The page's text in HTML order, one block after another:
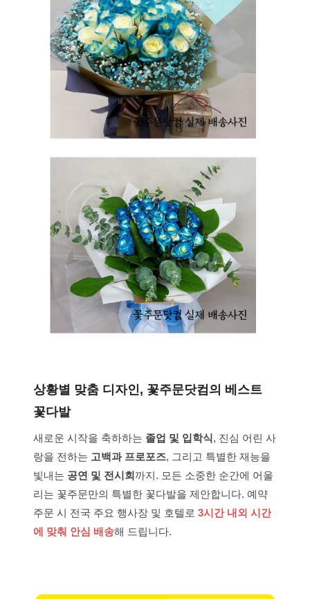
상황별 맞춤 디자인, 꽃주문닷컴의 베스트
꽃다발
새로운 시작을 축하하는 졸업 및 입학식, 진심 어린 사
랑을 전하는 고백과 프로포즈, 그리고 특별한 재능을
빛내는 공연 및 전시회까지. 모든 소중한 순간에 어울
리는 꽃주문만의 특별한 꽃다발을 제안합니다. 예약
주문 시 전국 주요 행사장 및 호텔로 3시간 내외 시간
에 맞춰 안심 배송해 드립니다.